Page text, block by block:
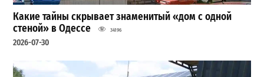
Какие тайны скрывает знаменитый «дом с одной
стеной» в Одессе
34196
2026-07-30